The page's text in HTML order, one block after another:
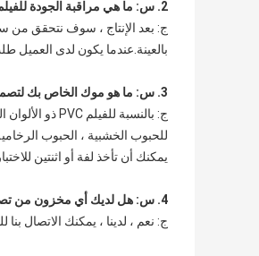
2. س: ما هي مراقبة الجودة للفيلم الزخرفي PVC؟
بالعينة.عندما يكون لدى العميل
3. س: ما هو موك الخاص بك لتصميم حبيبات رخامية عالية اللمعان؟
ج: بالنسبة للفيلم PVC ذو الألوان الصلبة ، إذا اخترت لونًا من كتاب العينة لدينا ، فيمكن أن يكون موك 1000 متر / لون
للحبوب الخشبية ، الحبوب الرخامية ، سيكون موك 2000 م / لون ، لدينا
يمكنك أن تأخذ لفة أو اثنتين
4. س: هل لديك أي مخزون من تصميم الحبوب الرخامية عالية اللمعان؟
ج: نعم ، لدينا ، يمكنك الاتصال